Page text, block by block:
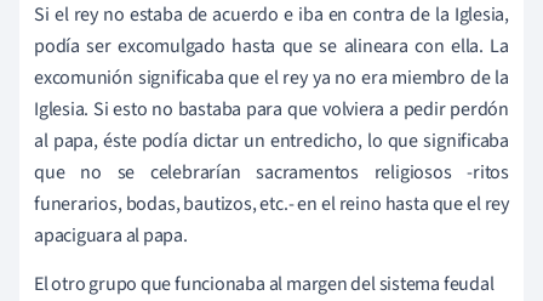
Si el rey no estaba de acuerdo e iba en contra de la Iglesia,
podía ser excomulgado hasta que se alineara con ella. La
excomunión significaba que el rey ya no era miembro de la
Iglesia. Si esto no bastaba para que volviera a pedir perdón
al papa, éste podía dictar un entredicho, lo que significaba
que no se celebrarían sacramentos religiosos -ritos
funerarios, bodas, bautizos, etc.- en el reino hasta que el rey
apaciguara al papa.
El otro grupo que funcionaba al margen del sistema feudal